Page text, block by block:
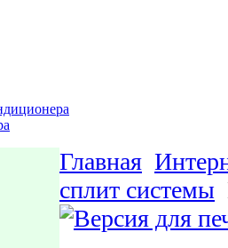
Главная
сплит системы